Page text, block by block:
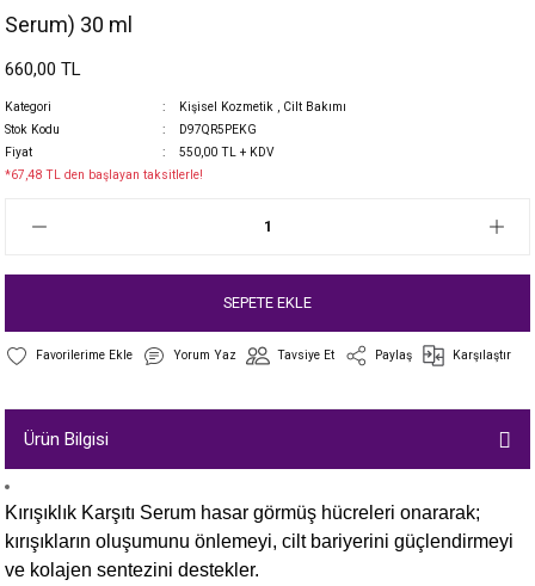
Serum) 30 ml
660,00 TL
Kategori Kişisel Kozmetik
Cilt Bakımı
Stok Kodu
D97QR5PEKG
Fiyat
550,00 TL + KDV
*67,48 TL den başlayan taksitlerle!
SEPETE EKLE
Yorum Yaz Tavsiye Et Paylaş Karşılaştır
Ürün Bilgisi
Kırışıklık Karşıtı Serum hasar görmüş hücreleri onararak;
kırışıkların oluşumunu önlemeyi, cilt bariyerini güçlendirmeyi
ve kolajen sentezini destekler.